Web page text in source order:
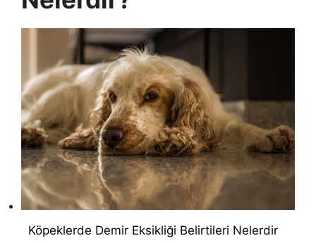
Köpeklerde Demir Eksikliği Belirtileri Nelerdir